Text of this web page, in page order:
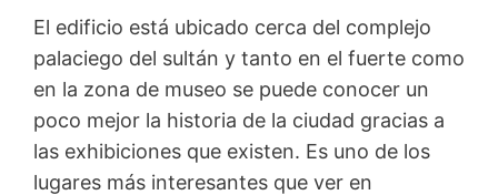
El edificio está ubicado cerca del complejo
palaciego del sultán y tanto en el fuerte como
en la zona de museo se puede conocer un
poco mejor la historia de la ciudad gracias a
las exhibiciones que existen. Es uno de los
lugares más interesantes que ver en